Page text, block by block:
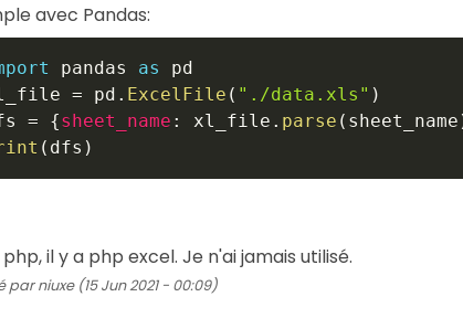
avec Pandas:
pandas as
pd
= pd . ExcelFile ( "./data.xls" )
= {sheet_name : xl_file . parse ( sheet_name
( dfs )
il y a php excel. Je n'ai jamais utilisé.
par niuxe (15 Jun 2021 - 00:09)